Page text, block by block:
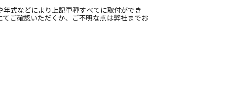
式などにより上記車種すべてに取付ができ
ご確認いただくか、ご不明な点は弊社までお